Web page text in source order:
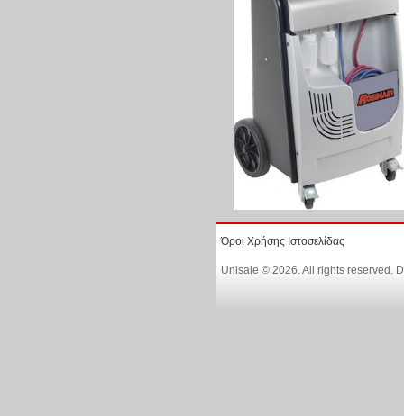
Όροι Χρήσης Ιστοσελίδας
Unisale © 2026. All rights reserved.